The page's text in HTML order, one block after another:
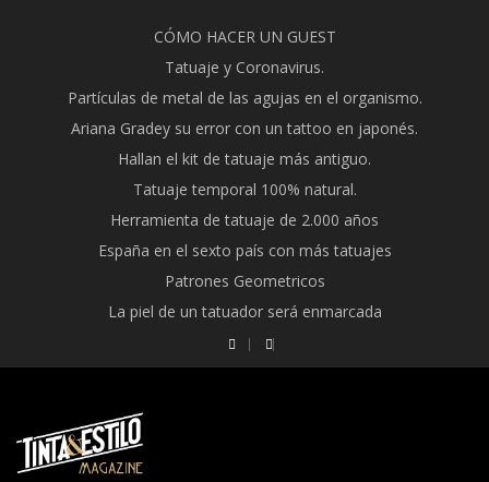
CÓMO HACER UN GUEST
Tatuaje y Coronavirus.
Partículas de metal de las agujas en el organismo.
Ariana Gradey su error con un tattoo en japonés.
Hallan el kit de tatuaje más antiguo.
Tatuaje temporal 100% natural.
Herramienta de tatuaje de 2.000 años
España en el sexto país con más tatuajes
Patrones Geometricos
La piel de un tatuador será enmarcada